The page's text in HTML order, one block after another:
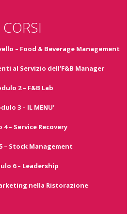
CORSI
– Food & Beverage Management
al Servizio dell’F&B Manager
2 – F&B Lab
3 – IL MENU’
4 – Service Recovery
– Stock Management
6 – Leadership
nella Ristorazione